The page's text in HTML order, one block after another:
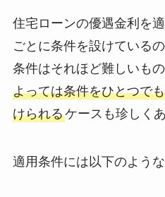
住宅ローンの優遇金利を
ごとに条件を設けている
条件はそれほど難しいもの
よっては条件をひとつで
けられるケースも珍しく
適用条件には以下のよう